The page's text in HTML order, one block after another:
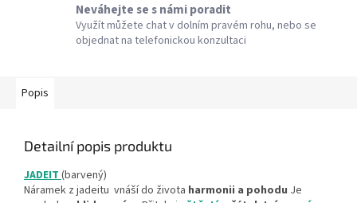
Neváhejte se s námi poradit
Využít můžete chat v dolním pravém rohu, nebo se
objednat na telefonickou konzultaci
Popis
Detailní popis produktu
JADEIT(barvený)
Náramek z jadeitu vnáší do života harmonii a pohodu Je